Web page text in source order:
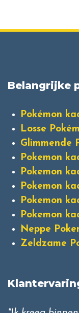
Belangrijke
Pokémon
Losse
Glimmende
Pokemon
Pokemon
Pokemon
Pokemon
Pokemon
Neppe
Zeldzame